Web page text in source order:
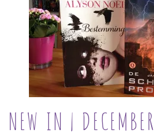
NEW IN | DECEMBER